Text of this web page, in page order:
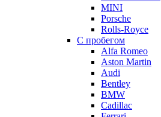
MINI
Porsche
Rolls-Royce
С пробегом
Alfa Romeo
Aston Martin
Audi
Bentley
BMW
Cadillac